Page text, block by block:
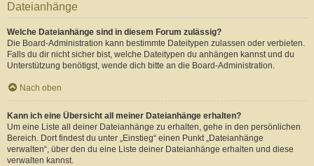
Dateianhänge
Welche Dateianhänge sind in diesem Forum zulässig?
Die Board-Administration kann bestimmte Dateitypen zulassen oder verbieten.
Falls du dir nicht sicher bist, welche Dateitypen du anhängen kannst und du
Unterstützung benötigst, wende dich bitte an die Board-Administration.
Nach oben
Kann ich eine Übersicht all meiner Dateianhänge erhalten?
Um eine Liste all deiner Dateianhänge zu erhalten, gehe in den persönlichen
Bereich. Dort findest du unter „Einstieg“ einen Punkt „Dateianhänge
verwalten“, über den du eine Liste deiner Dateianhänge erhalten und diese
verwalten kannst.